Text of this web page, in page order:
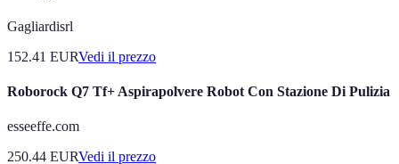
Gagliardisrl
152.41 EURVedi il prezzo
Roborock Q7 Tf+ Aspirapolvere Robot Con Stazione Di Pulizia
esseeffe.com
250.44 EURVedi il prezzo